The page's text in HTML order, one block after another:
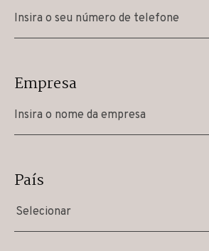
Empresa
País
Selecionar